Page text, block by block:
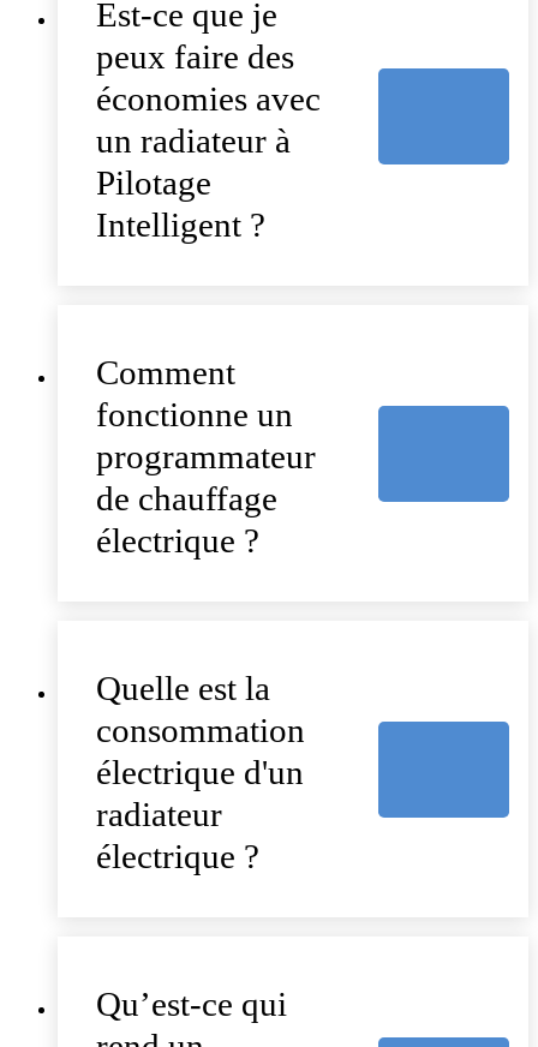
Est-ce que je
peux faire des
économies avec
un radiateur à
Pilotage
Intelligent ?
Comment
fonctionne un
programmateur
de chauffage
électrique ?
Quelle est la
consommation
électrique d'un
radiateur
électrique ?
Qu’est-ce qui